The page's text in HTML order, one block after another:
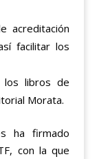
acreditación
facilitar los
libros de
Morata.
ha firmado
con la que